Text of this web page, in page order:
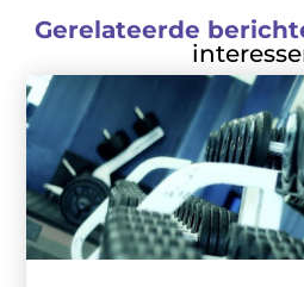
Gerelateerde